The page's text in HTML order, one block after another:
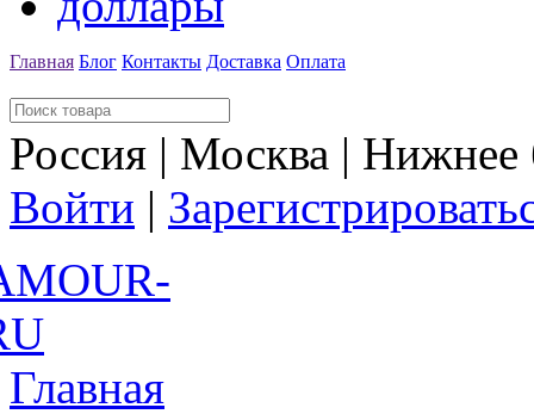
Главная Блог Контакты Доставка Оплата
Россия | Москва |
Войти |
Главная